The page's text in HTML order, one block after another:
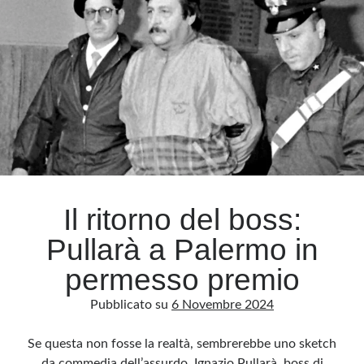
Accedi
Feed dei contenuti
Feed dei commenti
WordPress.org
reato
Il ritorno del boss:
Pullarà a Palermo in
permesso premio
Pubblicato su 6 Novembre 2024
Se questa non fosse la realtà, sembrerebbe uno sketch